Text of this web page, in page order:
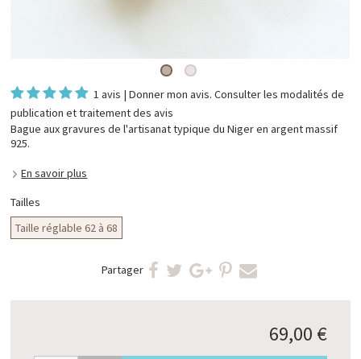
1 avis |Donner mon avis. Consulter lesmodalités de
publication et traitement des avis
Bague aux gravures de l'artisanat typique du Niger en argent massif
925.
En savoir plus
Tailles
Taille réglable 62 à 68
Partager
69,00 €